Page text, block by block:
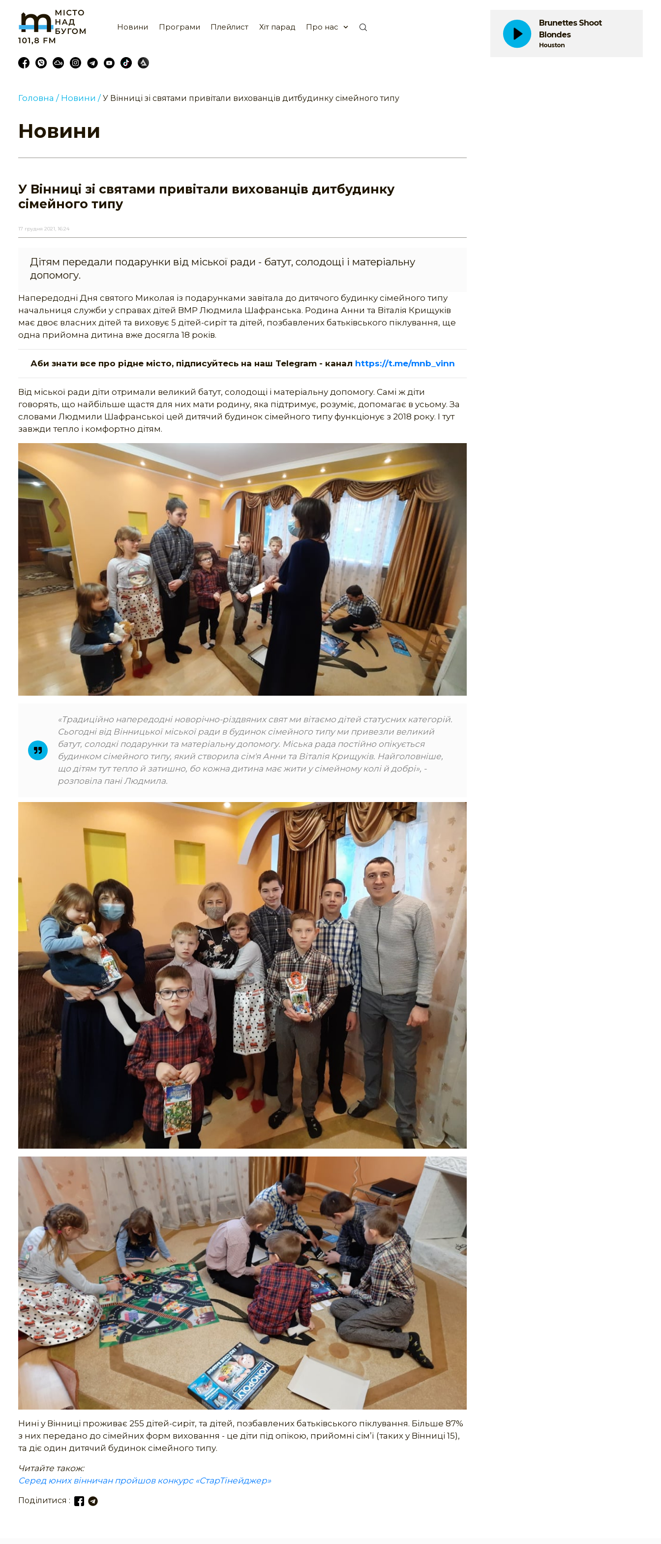
Новини Програми Плейлист Хіт парад Про нас
Brunettes Shoot
Blondes
Houston
Головна / Новини / У Вінниці зі святами привітали вихованців дитбудинку сімейного типу
Новини
У Вінниці зі святами привітали вихованців дитбудинку
сімейного типу
17 грудня 2021, 16:24
Дітям передали подарунки від міської ради - батут, солодощі і матеріальну
допомогу.
Напередодні Дня святого Миколая із подарунками завітала до дитячого будинку сімейного типу
начальниця служби у справах дітей ВМР Людмила Шафранська. Родина Анни та Віталія Крищуків
має двоє власних дітей та виховує 5 дітей-сиріт та дітей, позбавлених батьківського піклування, ще
одна прийомна дитина вже досягла 18 років.
Аби знати все про рідне місто, підписуйтесь на наш Telegram - канал https://t.me/mnb_vinn
Від міської ради діти отримали великий батут, солодощі і матеріальну допомогу. Самі ж діти
говорять, що найбільше щастя для них мати родину, яка підтримує, розуміє, допомагає в усьому. За
словами Людмили Шафранської цей дитячий будинок сімейного типу функціонує з 2018 року. І тут
завжди тепло і комфортно дітям.
«Традиційно напередодні новорічно-різдвяних свят ми вітаємо дітей статусних категорій.
Сьогодні від Вінницької міської ради в будинок сімейного типу ми привезли великий
батут, солодкі подарунки та матеріальну допомогу. Міська рада постійно опікується
будинком сімейного типу, який створила сім'я Анни та Віталія Крищуків. Найголовніше,
що дітям тут тепло й затишно, бо кожна дитина має жити у сімейному колі й добрі», -
розповіла пані Людмила.
Нині у Вінниці проживає 255 дітей-сиріт, та дітей, позбавлених батьківського піклування. Більше 87%
з них передано до сімейних форм виховання - це діти під опікою, прийомні сім’ї (таких у Вінниці 15),
та діє один дитячий будинок сімейного типу.
Читайте також:
Серед юних вінничан пройшов конкурс «СтарТінейджер»
Поділитися :